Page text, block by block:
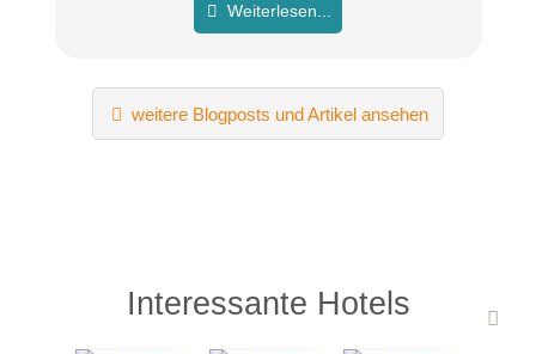
Weiterlesen...
weitere Blogposts und Artikel ansehen
Interessante Hotels